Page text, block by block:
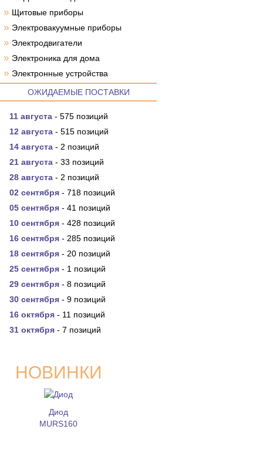
» Щитовые приборы
» Электровакуумные приборы
» Электродвигатели
» Электроника для дома
» Электронные устройства
ОЖИДАЕМЫЕ ПОСТАВКИ
11 августа - 575 позиций
12 августа - 515 позиций
14 августа - 2 позиций
21 августа - 33 позиций
28 августа - 2 позиций
02 сентября - 718 позиций
05 сентября - 41 позиций
10 сентября - 428 позиций
16 сентября - 285 позиций
18 сентября - 20 позиций
25 сентября - 1 позиций
29 сентября - 8 позиций
30 сентября - 9 позиций
16 октября - 11 позиций
31 октября - 7 позиций
НОВИНКИ
Диод
MURS160